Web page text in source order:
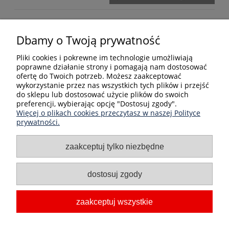
Bezpieczne formy płatności
Informacje
Kategorie produktów
Moje konto
O nas
Dbamy o Twoją prywatność
Pliki cookies i pokrewne im technologie umożliwiają
poprawne działanie strony i pomagają nam dostosować
ofertę do Twoich potrzeb. Możesz zaakceptować
wykorzystanie przez nas wszystkich tych plików i przejść
do sklepu lub dostosować użycie plików do swoich
preferencji, wybierając opcję "Dostosuj zgody".
Więcej o plikach cookies przeczytasz w naszej Polityce
prywatności.
zaakceptuj tylko niezbędne
dostosuj zgody
zaakceptuj wszystkie